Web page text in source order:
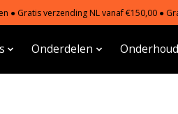
Gratis verzending NL vanaf €150,00 ●
Onderdelen